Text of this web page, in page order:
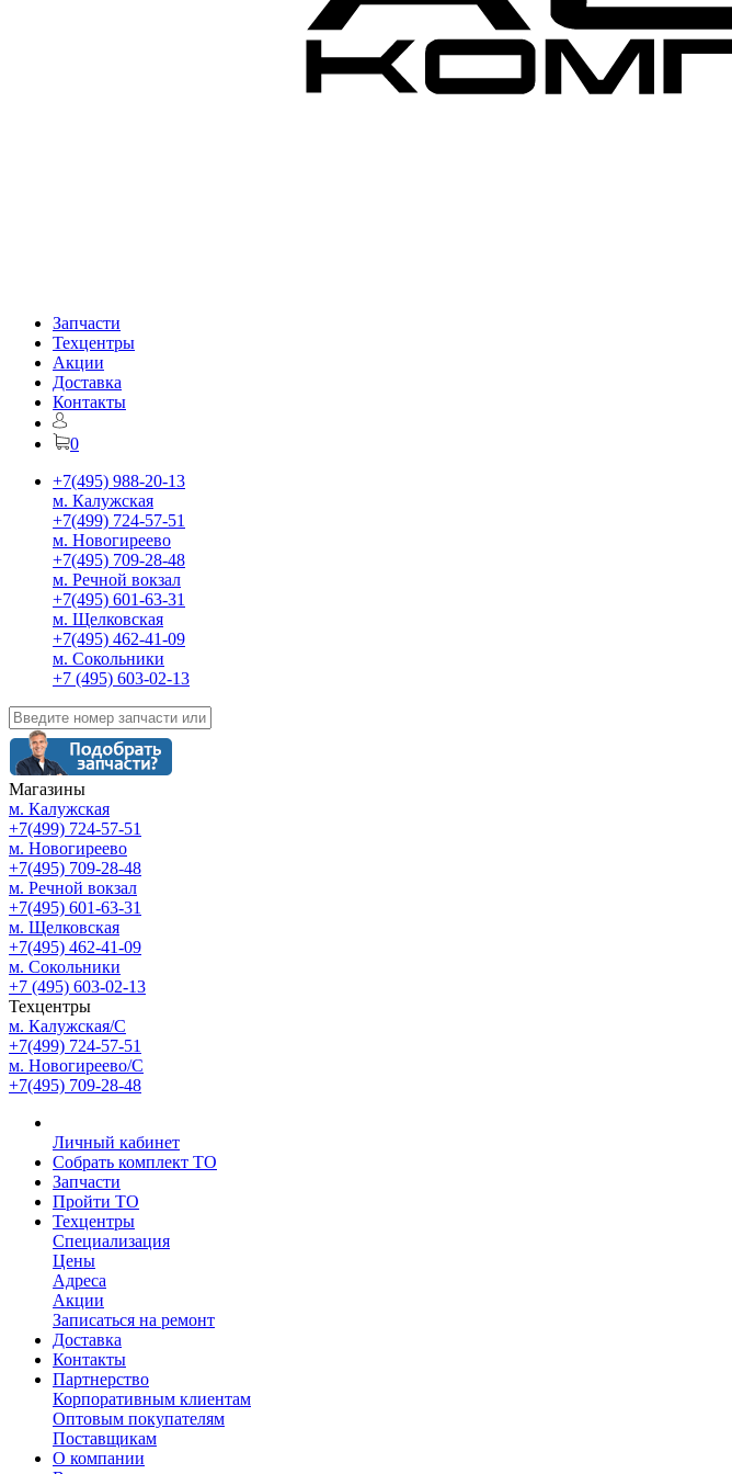
Запчасти
Техцентры
Акции
Доставка
Контакты
0
+7(495) 988-20-13
м. Калужская
+7(499) 724-57-51
м. Новогиреево
+7(495) 709-28-48
м. Речной вокзал
+7(495) 601-63-31
м. Щелковская
+7(495) 462-41-09
м. Сокольники
+7 (495) 603-02-13
Магазины
м. Калужская
+7(499) 724-57-51
м. Новогиреево
+7(495) 709-28-48
м. Речной вокзал
+7(495) 601-63-31
м. Щелковская
+7(495) 462-41-09
м. Сокольники
+7 (495) 603-02-13
Техцентры
м. Калужская/С
+7(499) 724-57-51
м. Новогиреево/С
+7(495) 709-28-48
Личный кабинет
Собрать комплект ТО
Запчасти
Пройти ТО
Техцентры
Специализация
Цены
Адреса
Акции
Записаться на ремонт
Доставка
Контакты
Партнерство
Корпоративным клиентам
Оптовым покупателям
Поставщикам
О компании